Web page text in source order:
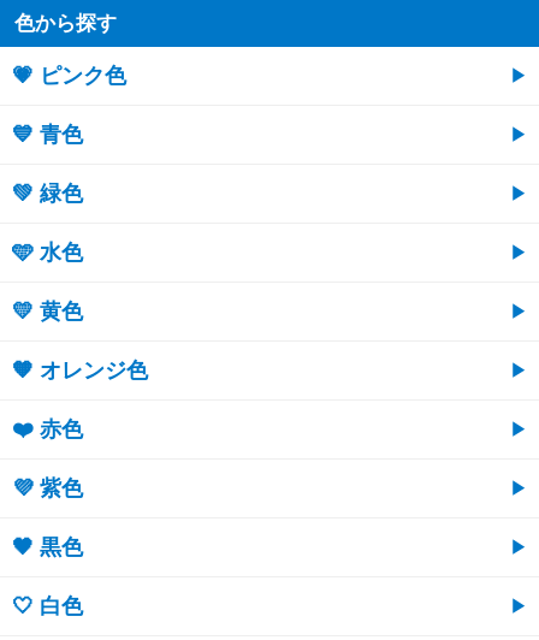
色から探す
💗 ピンク色
💙 青色
💚 緑色
🩵 水色
💛 黄色
🧡 オレンジ色
❤️ 赤色
💜 紫色
🖤 黒色
🤍 白色